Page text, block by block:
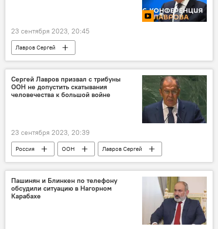
23 сентября 2023, 20:45
Лавров Сергей
Сергей Лавров призвал с трибуны
ООН не допустить скатывания
человечества к большой войне
23 сентября 2023, 20:39
Россия ООН
Лавров Сергей
Нью-Йорк
В мире
Политика
война
мир
Пашинян и Блинкен по телефону
обсудили ситуацию в Нагорном
Карабахе